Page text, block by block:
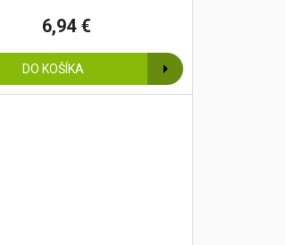
6,94 €
DO KOŠÍKA